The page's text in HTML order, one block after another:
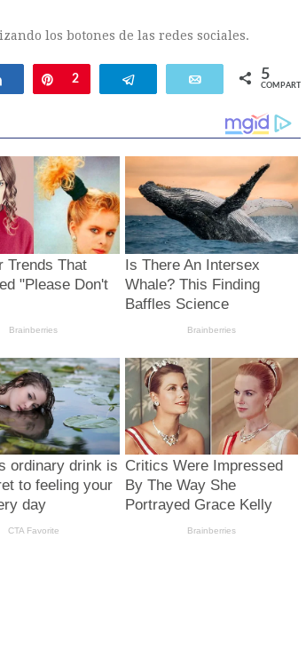
los botones de las redes sociales.
Compartir Pin
2 Telegram Email 5
COMPARTIR